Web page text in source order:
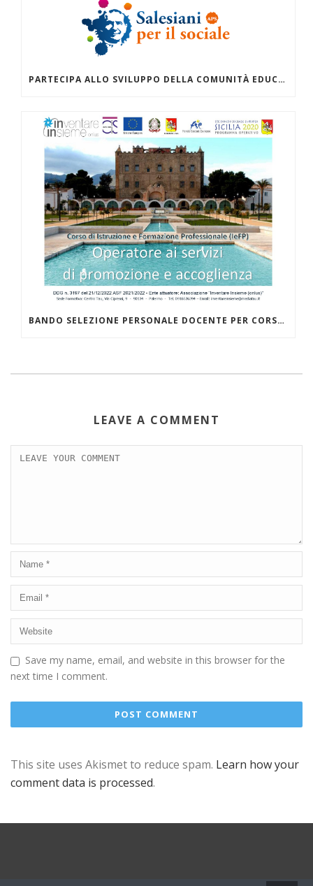
PARTECIPA ALLO SVILUPPO DELLA COMUNITÀ EDUCANTE ZISA DANISINNI SVOLGENDO IL SERVIZIO CIVILE CON “INVENTARE INSIEME (ONLUS)” AL CENTRO TAU
BANDO SELEZIONE PERSONALE DOCENTE PER CORSO IEFP PER “OPERATORE AI SERVIZI DI PROMOZIONE E ACCOGLIENZA”
LEAVE A COMMENT
Save my name, email, and website in this browser for the
next time I comment.
This site uses Akismet to reduce spam. Learn how your
comment data is processed.